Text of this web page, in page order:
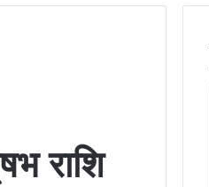
राशि